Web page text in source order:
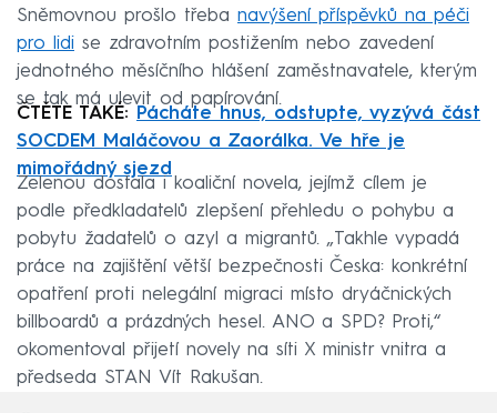
Sněmovnou prošlo třeba navýšení příspěvků na péči
pro lidi se zdravotním postižením nebo zavedení
jednotného měsíčního hlášení zaměstnavatele, kterým
se tak má ulevit od papírování.
ČTĚTE TAKÉ:
Pácháte hnus, odstupte, vyzývá část
SOCDEM Maláčovou a Zaorálka. Ve hře je
mimořádný sjezd
Zelenou dostala i koaliční novela, jejímž cílem je
podle předkladatelů zlepšení přehledu o pohybu a
pobytu žadatelů o azyl a migrantů. „Takhle vypadá
práce na zajištění větší bezpečnosti Česka: konkrétní
opatření proti nelegální migraci místo dryáčnických
billboardů a prázdných hesel. ANO a SPD? Proti,“
okomentoval přijetí novely na síti X ministr vnitra a
předseda STAN Vít Rakušan.